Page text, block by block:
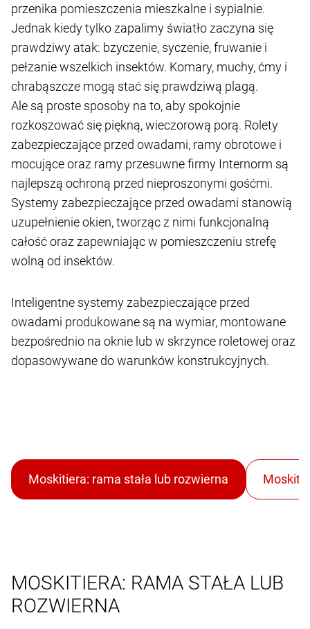
przenika pomieszczenia mieszkalne i sypialnie.
Jednak kiedy tylko zapalimy światło zaczyna się
prawdziwy atak: bzyczenie, syczenie, fruwanie i
pełzanie wszelkich insektów. Komary, muchy, ćmy i
chrabąszcze mogą stać się prawdziwą plagą.
Ale są proste sposoby na to, aby spokojnie
rozkoszować się piękną, wieczorową porą. Rolety
zabezpieczające przed owadami, ramy obrotowe i
mocujące oraz ramy przesuwne firmy Internorm są
najlepszą ochroną przed nieproszonymi gośćmi.
Systemy zabezpieczające przed owadami stanowią
uzupełnienie okien, tworząc z nimi funkcjonalną
całość oraz zapewniając w pomieszczeniu strefę
wolną od insektów.
Inteligentne systemy zabezpieczające przed
owadami produkowane są na wymiar, montowane
bezpośrednio na oknie lub w skrzynce roletowej oraz
dopasowywane do warunków konstrukcyjnych.
MOSKITIERA: RAMA STAŁA LUB
ROZWIERNA